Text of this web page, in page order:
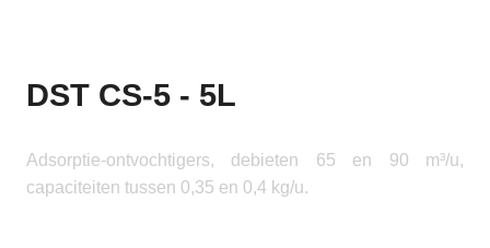
DST CS-5 - 5L
Adsorptie-ontvochtigers, debieten 65 en 90 m³/u,
capaciteiten tussen 0,35 en 0,4 kg/u.